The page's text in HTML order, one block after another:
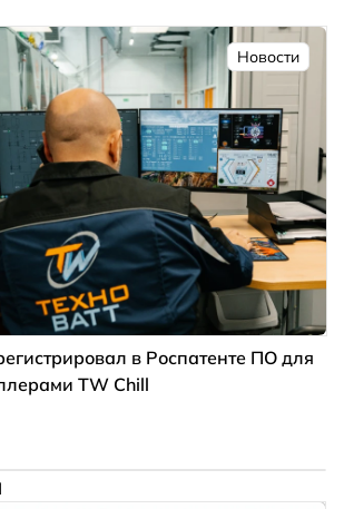
Новости
в Роспатенте ПО для
TW Chill